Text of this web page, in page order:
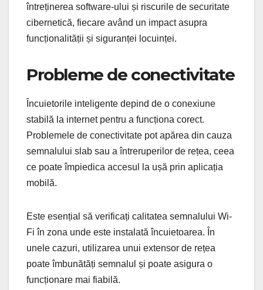
întreținerea software-ului și riscurile de securitate
cibernetică, fiecare având un impact asupra
funcționalității și siguranței locuinței.
Probleme de conectivitate
Încuietorile inteligente depind de o conexiune
stabilă la internet pentru a funcționa corect.
Problemele de conectivitate pot apărea din cauza
semnalului slab sau a întreruperilor de rețea, ceea
ce poate împiedica accesul la ușă prin aplicația
mobilă.
Este esențial să verificați calitatea semnalului Wi-
Fi în zona unde este instalată încuietoarea. În
unele cazuri, utilizarea unui extensor de rețea
poate îmbunătăți semnalul și poate asigura o
funcționare mai fiabilă.